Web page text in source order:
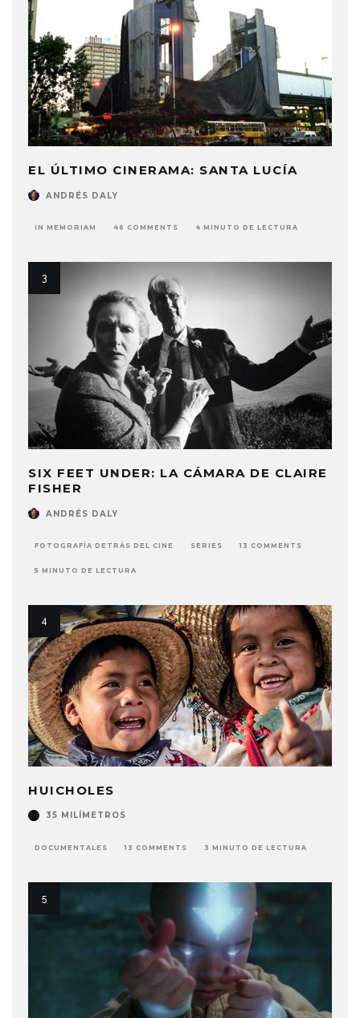
EL ÚLTIMO CINERAMA: SANTA LUCÍA
ANDRÉS DALY
IN MEMORIAM 46 COMMENTS 4 MINUTO DE LECTURA
SIX FEET UNDER: LA CÁMARA DE CLAIRE
FISHER
ANDRÉS DALY
FOTOGRAFÍA DETRÁS DEL CINE SERIES 13 COMMENTS
5 MINUTO DE LECTURA
HUICHOLES
35 MILÍMETROS
DOCUMENTALES 13 COMMENTS 3 MINUTO DE LECTURA